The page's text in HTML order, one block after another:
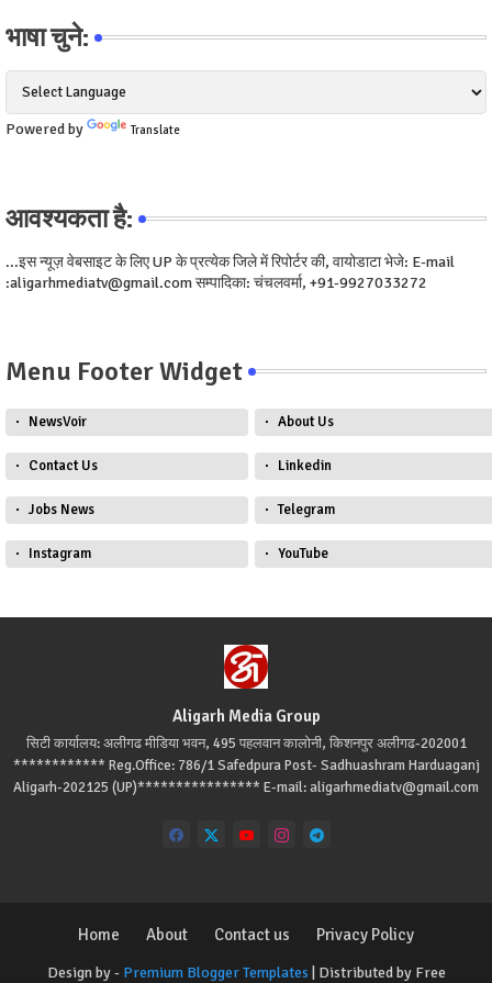
भाषा चुने:
Powered by Translate
आवश्यकता है:
...इस न्यूज़ वेबसाइट के लिए UP के प्रत्येक जिले में रिपोर्टर की, वायोडाटा भेजे: E-mail
:aligarhmediatv@gmail.com सम्पादिका: चंचलवर्मा, +91-9927033272
Menu Footer Widget
NewsVoir About Us
Contact Us Linkedin
Jobs News Telegram
Instagram YouTube
Aligarh Media Group
सिटी कार्यालय: अलीगढ मीडिया भवन, 495 पहलवान कालोनी, किशनपुर अलीगढ-202001
************ Reg.Office: 786/1 Safedpura Post- Sadhuashram Harduaganj
Aligarh-202125 (UP)**************** E-mail: aligarhmediatv@gmail.com
Design by - Premium Blogger Templates | Distributed by Free
Home About Contact us Privacy Policy